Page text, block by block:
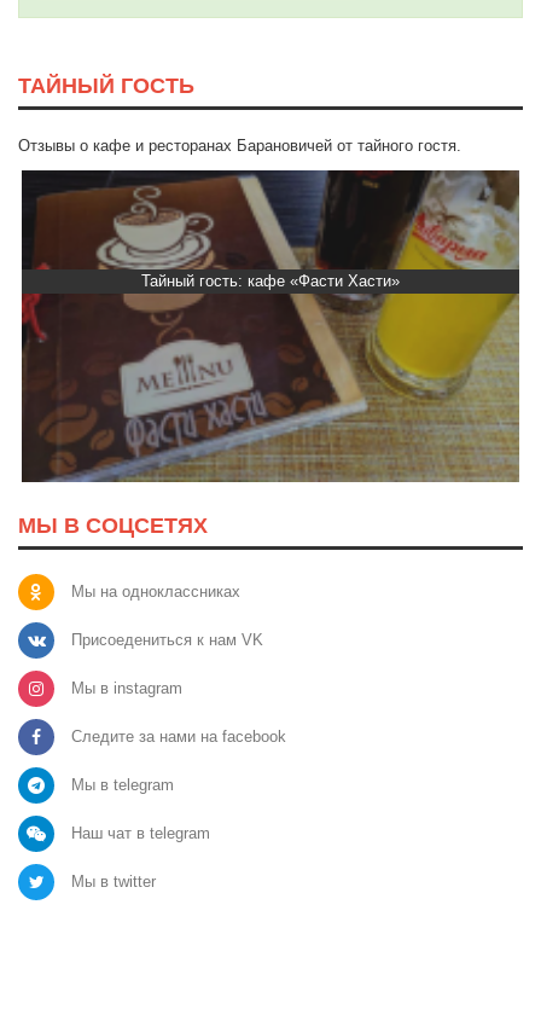
ТАЙНЫЙ ГОСТЬ
Отзывы о кафе и ресторанах Барановичей от тайного гостя.
Тайный гость: кафе «Фасти Хасти»
МЫ В СОЦСЕТЯХ
Мы на одноклассниках
Присоедениться к нам VK
Мы в instagram
Следите за нами на facebook
Мы в telegram
Наш чат в telegram
Мы в twitter